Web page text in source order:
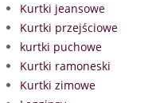
Kurtki jeansowe
Kurtki przejściowe
kurtki puchowe
Kurtki ramoneski
Kurtki zimowe